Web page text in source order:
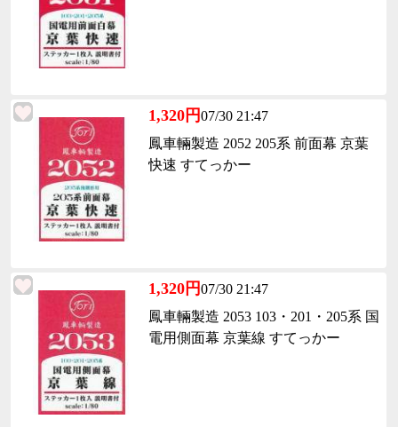
1,320円07/30 21:47
鳳車輛製造 2052 205系 前面幕 京葉
快速 すてっかー
1,320円07/30 21:47
鳳車輛製造 2053 103・201・205系 国
電用側面幕 京葉線 すてっかー